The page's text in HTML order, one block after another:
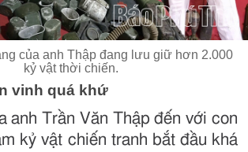
của anh Thập đang lưu giữ hơn 2.000
kỷ vật thời chiến.
vinh quá khứ
anh Trần Văn Thập đến với con
kỷ vật chiến tranh bắt đầu khá